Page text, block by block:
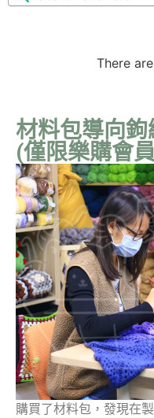
There
材料包導向
(僅限樂購會
購買了材料包，發現在